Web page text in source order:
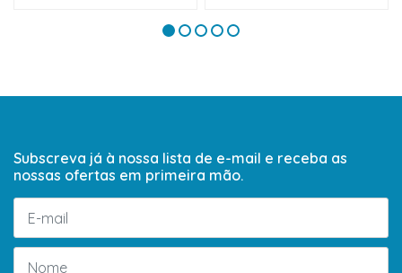
Subscreva já à nossa lista de e-mail e receba as
nossas ofertas em primeira mão.